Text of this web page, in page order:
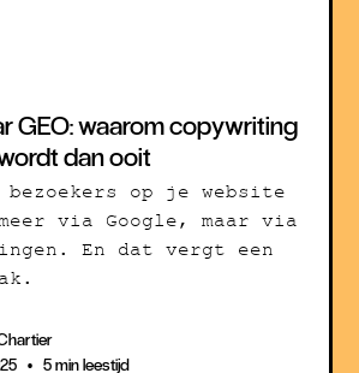
GEO: waarom copywriting
dan ooit
bezoekers op je website
via Google, maar via
En dat vergt een
• 5 min leestijd